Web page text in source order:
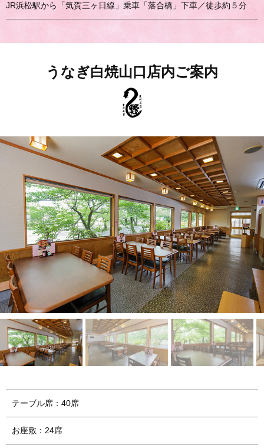
JR浜松駅から「気賀三ヶ日線」乗車「落合橋」下車／徒歩約５分
うなぎ白焼山口店内ご案内
テーブル席：40席
お座敷：24席